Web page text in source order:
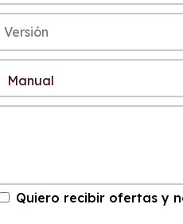
Quiero recibir ofertas y